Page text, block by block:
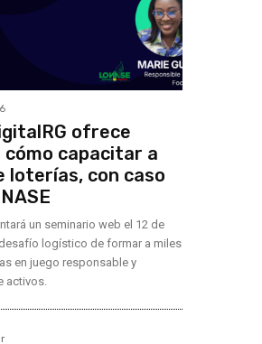
ofrece
capacitar a
loterías, con caso
un seminario web el 12 de
logístico de formar a miles
en juego responsable y
activos.